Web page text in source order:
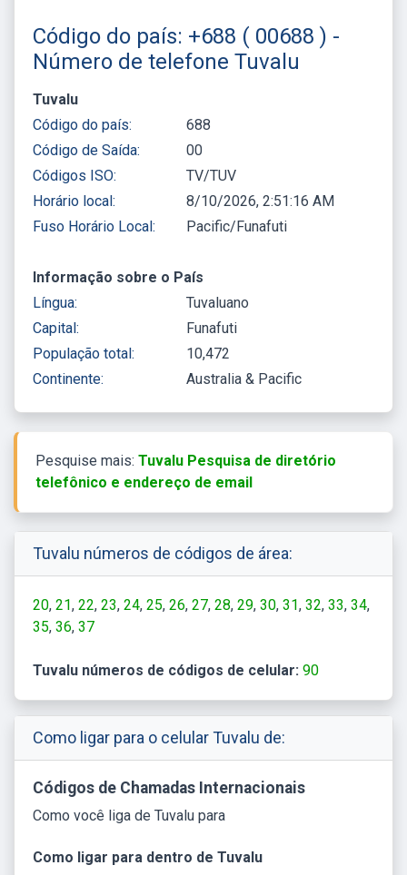
Código do país: +688 ( 00688 ) -
Número de telefone Tuvalu
Tuvalu
Código do país:
688
Código de Saída:
00
Códigos ISO:
TV/TUV
Horário local:
8/10/2026, 2:51:16 AM
Fuso Horário Local:
Pacific/Funafuti
Informação sobre o País
Língua:
Tuvaluano
Capital:
Funafuti
População total:
10,472
Continente:
Australia & Pacific
Pesquise mais: Tuvalu Pesquisa de diretório
telefônico e endereço de email
Tuvalu números de códigos de área:
20 21 22 23 24 25 26 27 28 29 30 31 32 33 34
35 36 37
Tuvalu números de códigos de celular: 90
Como ligar para o celular Tuvalu de:
Códigos de Chamadas Internacionais
Como você liga de Tuvalu para
Como ligar para dentro de Tuvalu